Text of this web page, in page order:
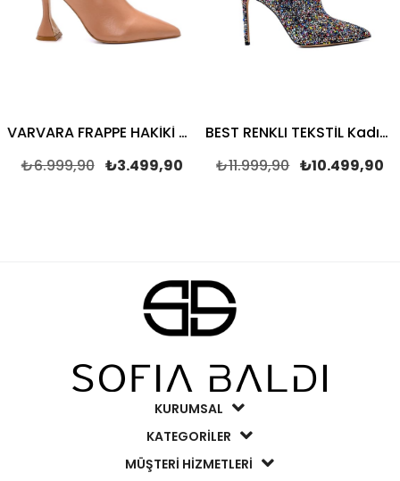
VARVARA FRAPPE HAKİKİ DERİ Kadın TOPUKLU BOT
₺3.499,90
₺6.999,90
BEST RENKLI TEKSTİL Kadın TOPUKLU BOT
₺10.499,90
₺11.999,90
KURUMSAL
KATEGORİLER
MÜŞTERİ HİZMETLERİ